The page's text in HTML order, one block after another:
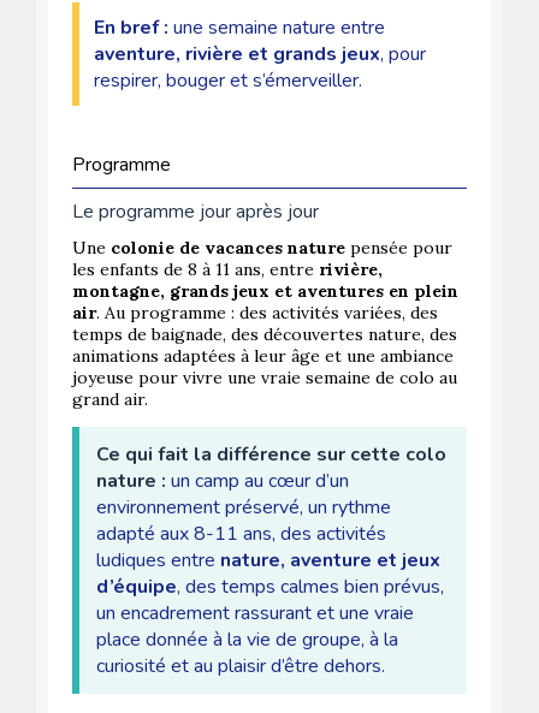
En bref : une semaine nature entre
aventure, rivière et grands jeux, pour
respirer, bouger et s’émerveiller.
Programme
Le programme jour après jour
Une colonie de vacances nature pensée pour
les enfants de 8 à 11 ans, entre rivière,
montagne, grands jeux et aventures en plein
air. Au programme : des activités variées, des
temps de baignade, des découvertes nature, des
animations adaptées à leur âge et une ambiance
joyeuse pour vivre une vraie semaine de colo au
grand air.
Ce qui fait la différence sur cette colo
nature : un camp au cœur d’un
environnement préservé, un rythme
adapté aux 8-11 ans, des activités
ludiques entre nature, aventure et jeux
d’équipe, des temps calmes bien prévus,
un encadrement rassurant et une vraie
place donnée à la vie de groupe, à la
curiosité et au plaisir d’être dehors.